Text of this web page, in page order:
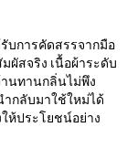
บการคัดสรรจากมือ
ผัสจริง เนื้อผ้าระดับ
นทานกลิ่นไม่พึง
กลับมาใช้ใหม่ได้
ห้ประโยชน์อย่าง